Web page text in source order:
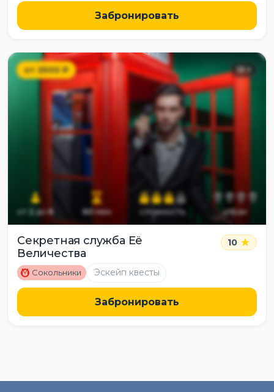
Забронировать
от 2500₽ 12+
от 2до6 60мин сложность страх
Секретная служба Её
Величества
10
M Сокольники Эскейп квесты
Забронировать